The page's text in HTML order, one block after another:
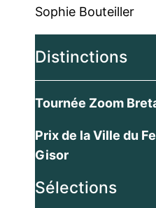
Sophie Bouteiller
Distinctions
Tournée Zoom
Prix de la Ville du
Gisor
Sélections